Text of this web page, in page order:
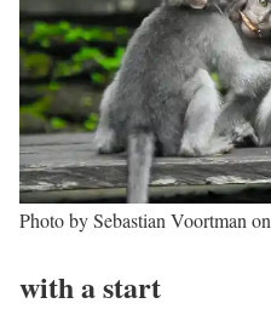
Photo by Sebastian Voortman on
with a start